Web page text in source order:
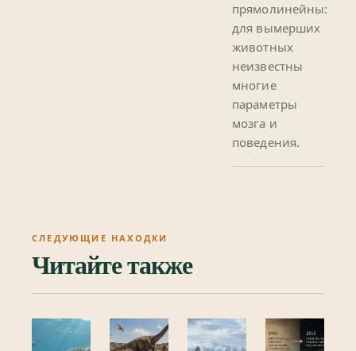
прямолинейны:
для вымерших
животных
неизвестны
многие
параметры
мозга и
поведения.
СЛЕДУЮЩИЕ НАХОДКИ
Читайте также